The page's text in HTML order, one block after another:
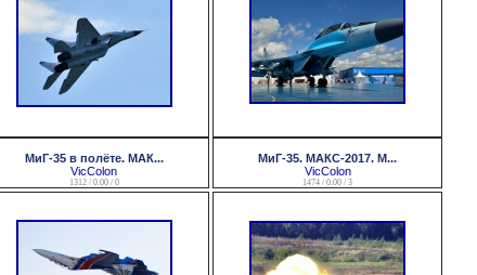
МиГ-35 в полёте. МАК...
VicColon
1312 / 0.00 / 0
МиГ-35. МАКС-2017. M...
VicColon
1474 / 0.00 / 3